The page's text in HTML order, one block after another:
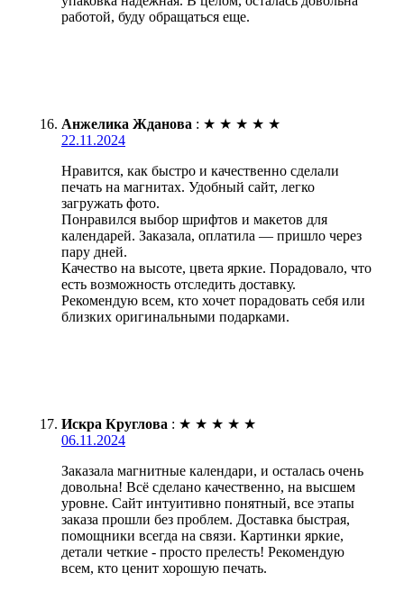
работой, буду обращаться еще.
Анжелика Жданова : ★ ★ ★ ★ ★
22.11.2024
Нравится, как быстро и качественно сделали
печать на магнитах. Удобный сайт, легко
загружать фото.
Понравился выбор шрифтов и макетов для
календарей. Заказала, оплатила — пришло через
пару дней.
Качество на высоте, цвета яркие. Порадовало, что
есть возможность отследить доставку.
Рекомендую всем, кто хочет порадовать себя или
близких оригинальными подарками.
Искра Круглова : ★ ★ ★ ★ ★
06.11.2024
Заказала магнитные календари, и осталась очень
довольна! Всё сделано качественно, на высшем
уровне. Сайт интуитивно понятный, все этапы
заказа прошли без проблем. Доставка быстрая,
помощники всегда на связи. Картинки яркие,
детали четкие - просто прелесть! Рекомендую
всем, кто ценит хорошую печать.